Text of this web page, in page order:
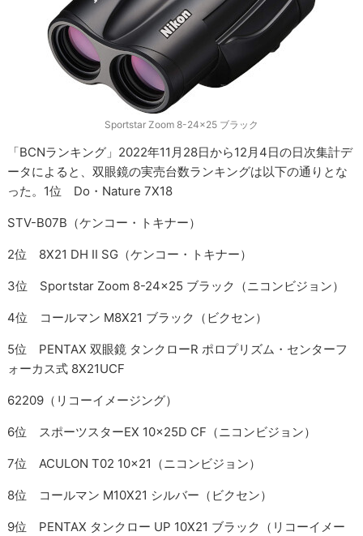
Sportstar Zoom 8-24x25 ブラック
「BCNランキング」2022年11月28日から12月4日の日次集計デ
ータによると、双眼鏡の実売台数ランキングは以下の通りとな
った。1位 Do・Nature 7X18
STV-B07B（ケンコー・トキナー）
2位 8X21 DH II SG（ケンコー・トキナー）
3位 Sportstar Zoom 8-24x25 ブラック（ニコンビジョン）
4位 コールマン M8X21 ブラック（ビクセン）
5位 PENTAX 双眼鏡 タンクローR ポロプリズム・センターフ
ォーカス式 8X21UCF
62209（リコーイメージング）
6位 スポーツスターEX 10x25D CF（ニコンビジョン）
7位 ACULON T02 10x21（ニコンビジョン）
8位 コールマン M10X21 シルバー（ビクセン）
9位 PENTAX タンクロー UP 10X21 ブラック（リコーイメー